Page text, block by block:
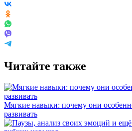
Читайте также
Мягкие навыки: почему они
развивать